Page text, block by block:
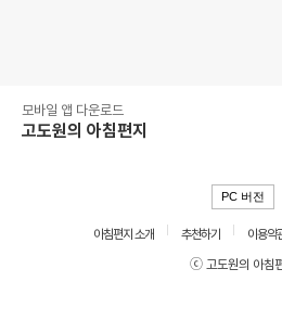
모바일 앱 다운로드
고도원의 아침편지
PC 버전
아침편지 소개 추천하기 이용약
ⓒ 고도원의 아침